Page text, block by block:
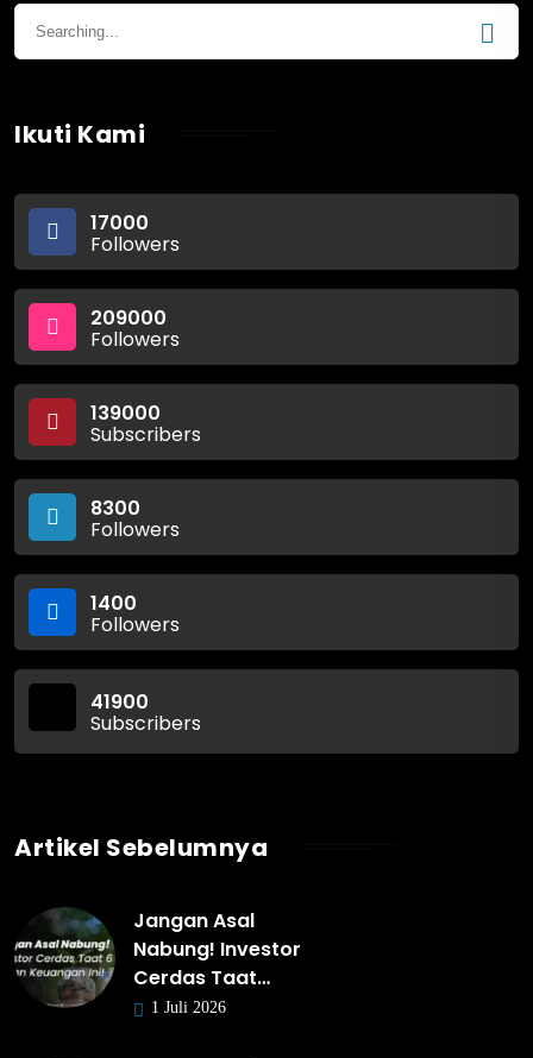
Ikuti Kami
17000
Followers
209000
Followers
139000
Subscribers
8300
Followers
1400
Followers
41900
Subscribers
Artikel Sebelumnya
Jangan Asal
Nabung! Investor
Cerdas Taat…
1 Juli 2026